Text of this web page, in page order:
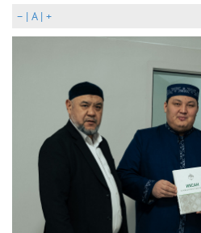
– | A| +